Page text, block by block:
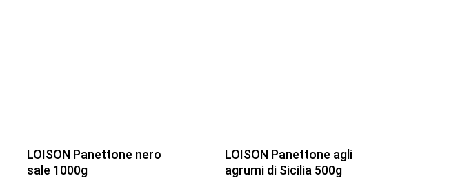
LOISON Panettone nero
sale 1000g
LOISON Panettone agli
agrumi di Sicilia 500g